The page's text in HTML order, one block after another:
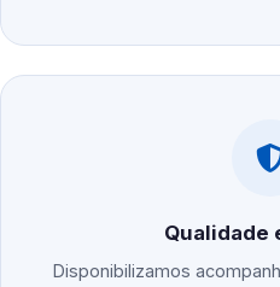
Qualidade
Disponibilizamos